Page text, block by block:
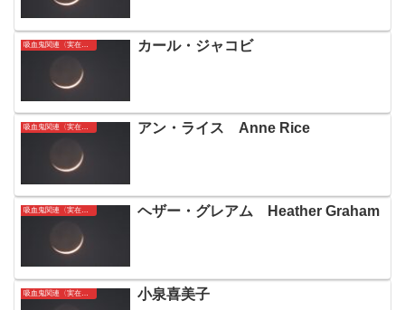
カール・ジャコビ
吸血鬼関連〈実在〉人名簿 アン・ライス Anne Rice
吸血鬼関連〈実在〉人名簿 ヘザー・グレアム Heather Graham
吸血鬼関連〈実在〉人名簿 小泉喜美子